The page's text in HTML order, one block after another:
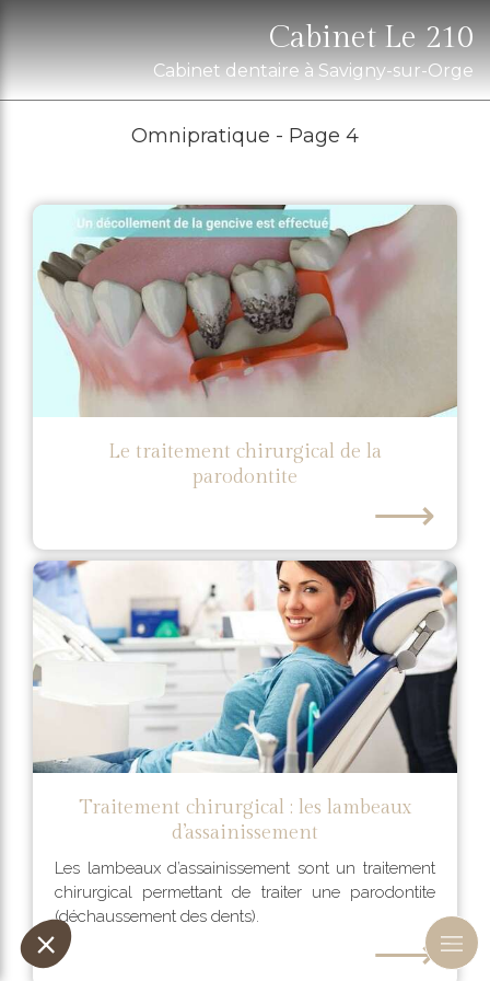
Cabinet Le 210
Cabinet dentaire à Savigny-sur-Orge
Omnipratique - Page 4
Le traitement chirurgical de la
parodontite
⟶
Traitement chirurgical : les lambeaux
d’assainissement
Les lambeaux d’assainissement sont un traitement
chirurgical permettant de traiter une parodontite
(déchaussement des dents).
⟶